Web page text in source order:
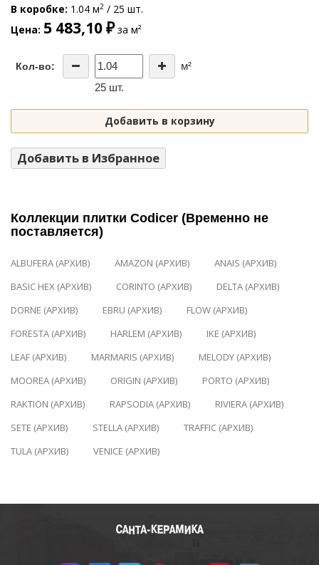
В коробке 1.04 м2 / 25 шт.
Цена 5 483,10 ₽за м²
Кол-во:
м²
25 шт.
Добавить в корзину
Добавить в Избранное
Коллекции плитки Codicer (Временно не
поставляется)
ALBUFERA (АРХИВ) AMAZON (АРХИВ)
ANAIS (АРХИВ)
BASIC HEX (АРХИВ)
CORINTO (АРХИВ)
DELTA (АРХИВ)
DORNE (АРХИВ)
EBRU (АРХИВ)
FLOW (АРХИВ)
FORESTA (АРХИВ)
HARLEM (АРХИВ)
IKE (АРХИВ)
LEAF (АРХИВ)
MARMARIS (АРХИВ)
MELODY (АРХИВ)
MOOREA (АРХИВ)
ORIGIN (АРХИВ)
PORTO (АРХИВ)
RAKTION (АРХИВ)
RAPSODIA (АРХИВ)
RIVIERA (АРХИВ)
SETE (АРХИВ)
STELLA (АРХИВ)
TRAFFIC (АРХИВ)
TULA (АРХИВ)
VENICE (АРХИВ)